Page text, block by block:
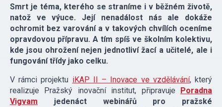
Smrt je téma, kterého se straníme i v běžném životě,
natož ve výuce. Její nenadálost nás ale dokáže
ochromit bez varování a v takových chvílích oceníme
opravdovou přípravu. A tím spíš ve školním kolektivu,
kde jsou ohrožení nejen jednotliví žací a učitelé, ale i
fungování třídy jako celku.
V rámci projektu iKAP II – Inovace ve vzdělávání, který
realizuje Pražský inovační institut, připravuje Poradna
Vigvam jedenáct webinářů pro pražské